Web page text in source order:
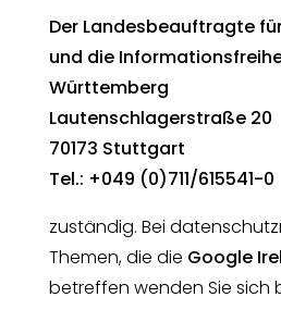
Der Landesbeauftragte
und die
Württemberg
Lautenschlagerstraße 20
70173 Stuttgart
Tel.: +049 (0)711/615541-0
zuständig. Bei
Themen, die die Google
betreffen wenden Sie sich